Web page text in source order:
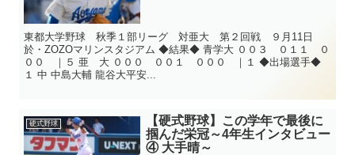
東都大学野球 秋季１部リーグ 対亜大 第２回戦 ９月11日
於・ZOZOマリンスタジアム ◆結果◆ 青学大 ００３ ０１１ ０
００ ｜５ 亜 大 ０００ ００１ ０００ ｜１ ◆出場選手◆
１ 中 中島大輔 龍谷大平安...
硬式野球
【硬式野球】この学年で最後に
掴んだ栄冠～4年生インタビュー
④ 大手晴～